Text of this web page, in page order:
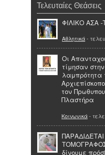
Τελευταίες Θεάσεις
ΦΙΛΙΚΟ ΑΣΑ
Αθλητικά-
Οι
τίμησαν
λαμπρότητα
τον
Πλαστήρα
Κοινωνικά-
δίνουμε